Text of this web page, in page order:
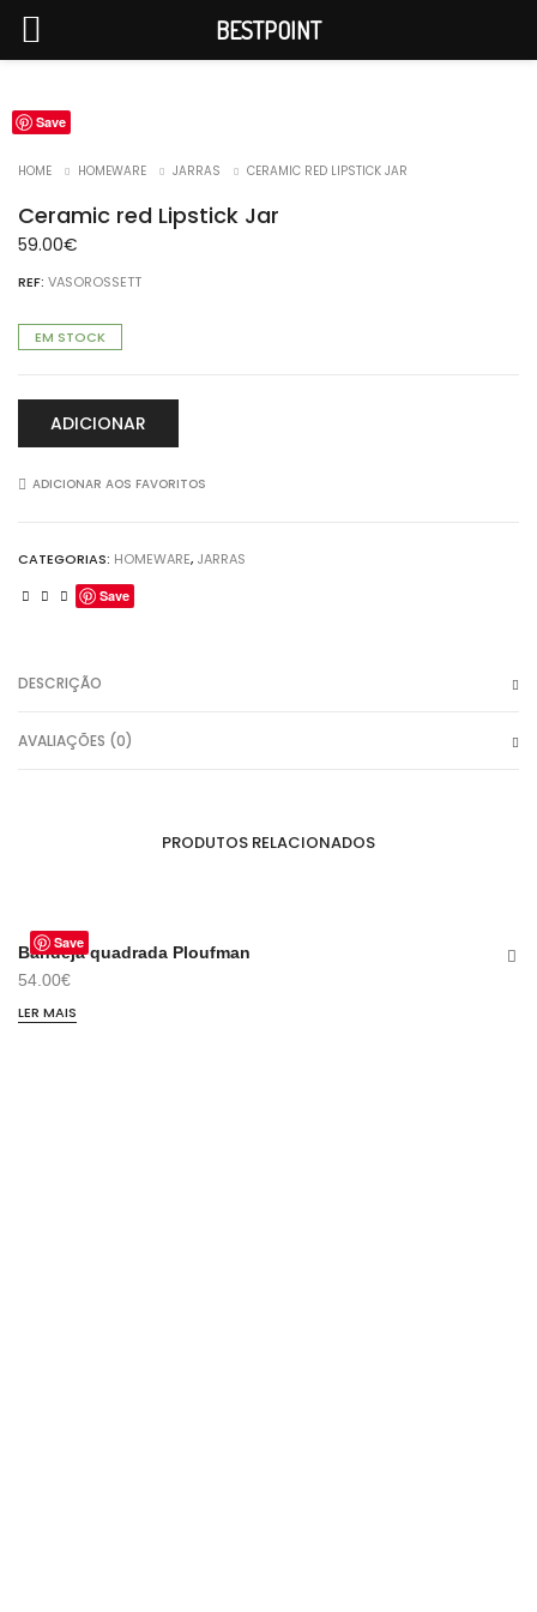
Save
HOME HOMEWARE JARRAS CERAMIC RED LIPSTICK JAR
Ceramic red Lipstick Jar
59.00€
REF: VASOROSSETT
EM STOCK
ADICIONAR
ADICIONAR AOS FAVORITOS
CATEGORIAS: HOMEWARE, JARRAS
Save
DESCRIÇÃO
AVALIAÇÕES (0)
PRODUTOS RELACIONADOS
Save
ESGOTADO
Bandeja quadrada Ploufman
54.00€
LER MAIS
BESTPOINT